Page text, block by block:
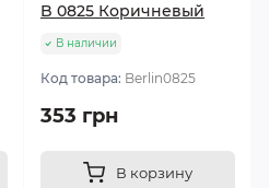
B 0825 Коричневый
В наличии
Код товара: Berlin0825
353 грн
В корзину